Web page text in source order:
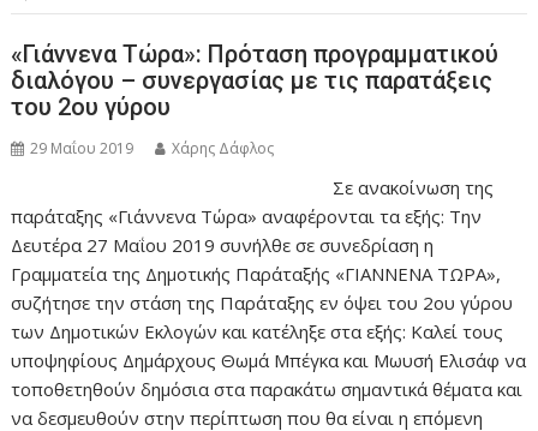
«Γιάννενα Τώρα»: Πρόταση προγραμματικού
διαλόγου – συνεργασίας με τις παρατάξεις
του 2ου γύρου
29 Μαΐου 2019 Χάρης Δάφλος
Σε ανακοίνωση της
παράταξης «Γιάννενα Τώρα» αναφέρονται τα εξής: Την
Δευτέρα 27 Μαΐου 2019 συνήλθε σε συνεδρίαση η
Γραμματεία της Δημοτικής Παράταξής «ΓΙΑΝΝΕΝΑ ΤΩΡΑ»,
συζήτησε την στάση της Παράταξης εν όψει του 2ου γύρου
των Δημοτικών Εκλογών και κατέληξε στα εξής: Καλεί τους
υποψηφίους Δημάρχους Θωμά Μπέγκα και Μωυσή Ελισάφ να
τοποθετηθούν δημόσια στα παρακάτω σημαντικά θέματα και
να δεσμευθούν στην περίπτωση που θα είναι η επόμενη